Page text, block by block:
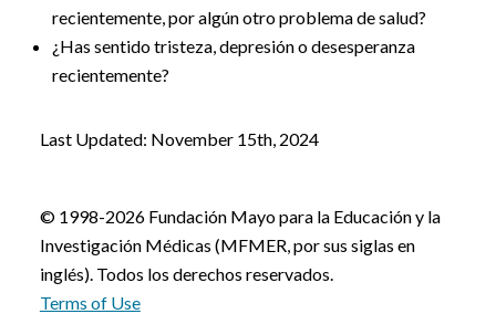
recientemente, por algún otro problema de salud?
¿Has sentido tristeza, depresión o desesperanza
recientemente?
Last Updated: November 15th, 2024
© 1998-2026 Fundación Mayo para la Educación y la
Investigación Médicas (MFMER, por sus siglas en
inglés). Todos los derechos reservados.
Terms of Use